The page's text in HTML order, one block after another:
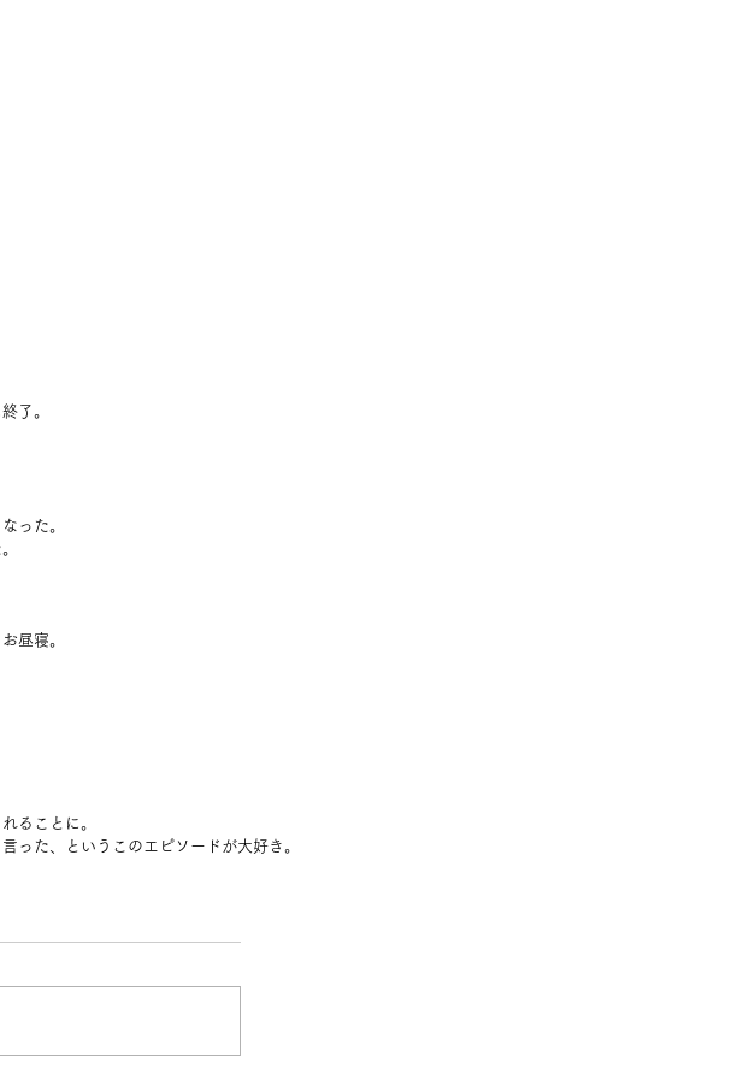
了。
った。
昼寝。
ることに。
った、というこのエピソードが大好き。